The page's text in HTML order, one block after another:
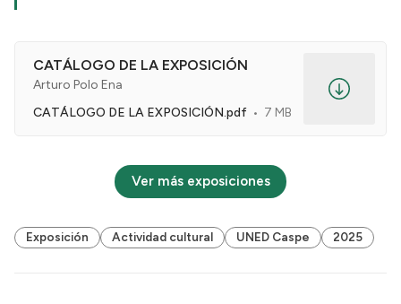
CATÁLOGO DE LA EXPOSICIÓN
Arturo Polo Ena
CATÁLOGO DE LA EXPOSICIÓN.pdf
7 MB
Ver más exposiciones
Exposición Actividad cultural UNED Caspe 2025